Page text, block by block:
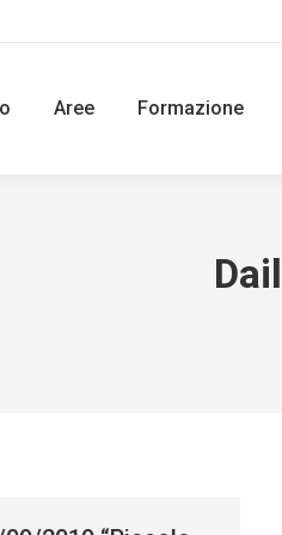
Aree Formazione